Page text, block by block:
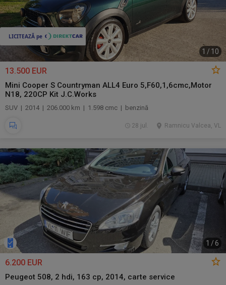
1 / 10
13.500 EUR
Mini Cooper S Countryman ALL4 Euro 5,F60,1,6cmc,Motor
N18, 220CP Kit J.C.Works
SUV | 2014 | 206.000 km | 1.598 cmc | benzină
Ramnicu Valcea, VL
28 jul.
1 /6
6.200 EUR
Peugeot 508, 2 hdi, 163 cp, 2014, carte service